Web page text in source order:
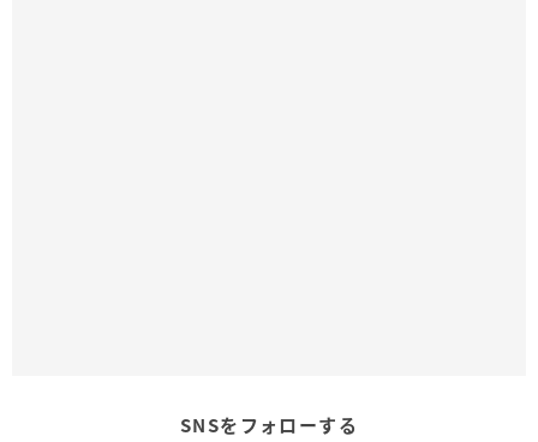
SNSをフォローする